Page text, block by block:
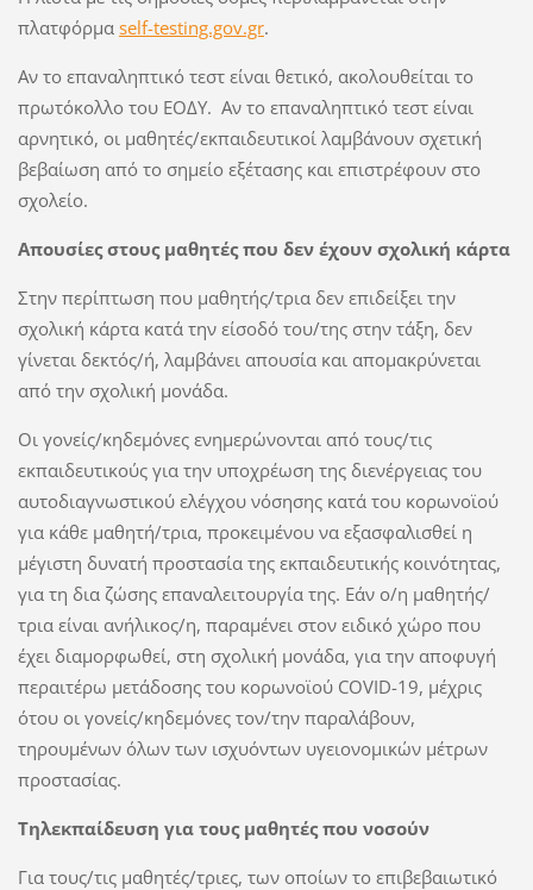
πλατφόρμα self-testing.gov.gr.
Αν το επαναληπτικό τεστ είναι θετικό, ακολουθείται το
πρωτόκολλο του ΕΟΔΥ. Αν το επαναληπτικό τεστ είναι
αρνητικό, οι μαθητές/εκπαιδευτικοί λαμβάνουν σχετική
βεβαίωση από το σημείο εξέτασης και επιστρέφουν στο
σχολείο.
Απουσίες στους μαθητές που δεν έχουν σχολική κάρτα
Στην περίπτωση που μαθητής/τρια δεν επιδείξει την
σχολική κάρτα κατά την είσοδό του/της στην τάξη, δεν
γίνεται δεκτός/ή, λαμβάνει απουσία και απομακρύνεται
από την σχολική μονάδα.
Οι γονείς/κηδεμόνες ενημερώνονται από τους/τις
εκπαιδευτικούς για την υποχρέωση της διενέργειας του
αυτοδιαγνωστικού ελέγχου νόσησης κατά του κορωνοϊού
για κάθε μαθητή/τρια, προκειμένου να εξασφαλισθεί η
μέγιστη δυνατή προστασία της εκπαιδευτικής κοινότητας,
για τη δια ζώσης επαναλειτουργία της. Εάν ο/η μαθητής/
τρια είναι ανήλικος/η, παραμένει στον ειδικό χώρο που
έχει διαμορφωθεί, στη σχολική μονάδα, για την αποφυγή
περαιτέρω μετάδοσης του κορωνοϊού COVID-19, μέχρις
ότου οι γονείς/κηδεμόνες τον/την παραλάβουν,
τηρουμένων όλων των ισχυόντων υγειονομικών μέτρων
προστασίας.
Τηλεκπαίδευση για τους μαθητές που νοσούν
Για τους/τις μαθητές/τριες, των οποίων το επιβεβαιωτικό